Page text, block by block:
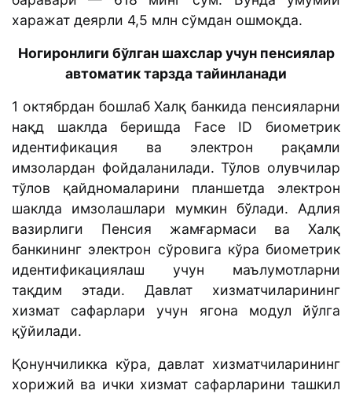
харажат деярли 4,5 млн сўмдан ошмоқда.
Ногиронлиги бўлган шахслар учун пенсиялар
автоматик тарзда тайинланади
1 октябрдан бошлаб Халқ банкида пенсияларни
нақд шаклда беришда Face ID биометрик
идентификация ва электрон рақамли
имзолардан фойдаланилади. Тўлов олувчилар
тўлов қайдномаларини планшетда электрон
шаклда имзолашлари мумкин бўлади. Адлия
вазирлиги Пенсия жамғармаси ва Халқ
банкининг электрон сўровига кўра биометрик
идентификациялаш учун маълумотларни
тақдим этади. Давлат хизматчиларининг
хизмат сафарлари учун ягона модул йўлга
қўйилади.
Қонунчиликка кўра, давлат хизматчиларининг
хорижий ва ички хизмат сафарларини ташкил